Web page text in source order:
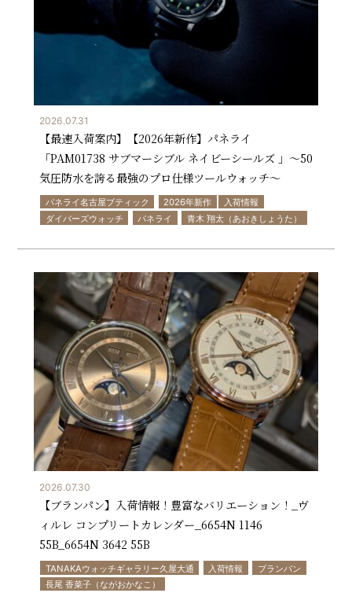
2026.07.31
【最速入荷案内】【2026年新作】パネライ
「PAM01738 サブマーシブル ネイビーシールズ 」〜50
気圧防水を誇る最強のプロ仕様ツールウォッチ〜
パネライ名古屋ブティック 2026年新作
入荷情報
ダイバーズウォッチ
パネライ 青木 翔太（あおきしょうた）
2026.07.30
【ブランパン】入荷情報！豊富なバリエーション！_ヴ
ィルレ コンプリートカレンダー_6654N 1146
55B_6654N 3642 55B
TANAKAウォッチギャラリー久屋大通 入荷情報
ブランパン
長尾 香菜子（ながおかなこ）